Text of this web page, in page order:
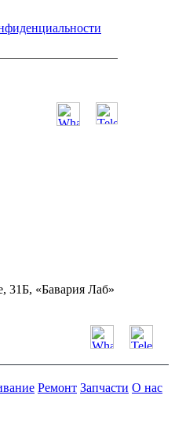
31Б, «Бавария Лаб»
Ремонт Запчасти О нас